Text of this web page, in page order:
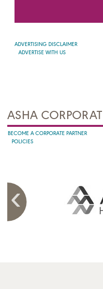
ADVERTISING DISCLAIMER
ADVERTISE WITH US
ASHA
BECOME A CORPORATE PARTNER
POLICIES